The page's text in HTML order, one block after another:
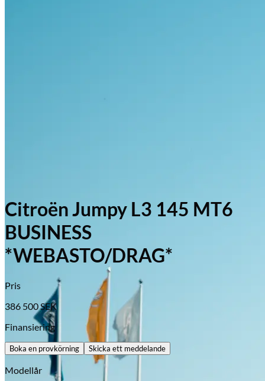
Citroën Jumpy L3 145 MT6
BUSINESS
*WEBASTO/DRAG*
Pris
386 500SEK
Finansiering
Boka en provkörning Skicka ett meddelande
Modellår